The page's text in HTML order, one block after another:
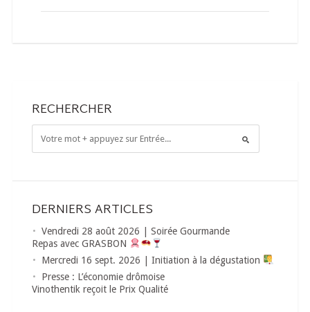
RECHERCHER
DERNIERS ARTICLES
Vendredi 28 août 2026 | Soirée Gourmande
Repas avec GRASBON
Mercredi 16 sept. 2026 | Initiation à la dégustation
Presse : L’économie drômoise
Vinothentik reçoit le Prix Qualité